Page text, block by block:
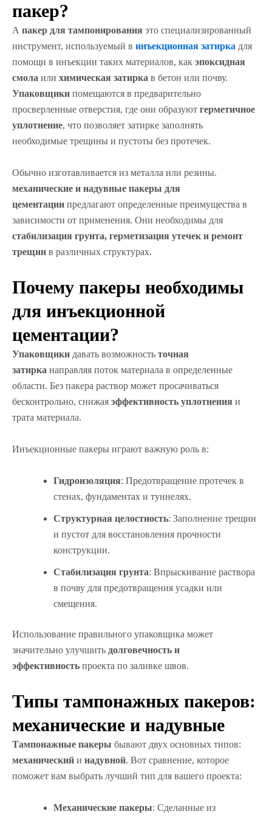
пакер?
А пакер для тампонирования это специализированный
инструмент, используемый в инъекционная затирка для
помощи в инъекции таких материалов, как эпоксидная
смола или химическая затирка в бетон или почву.
Упаковщики помещаются в предварительно
просверленные отверстия, где они образуют герметичное
уплотнение, что позволяет затирке заполнять
необходимые трещины и пустоты без протечек.
Обычно изготавливается из металла или резины.
механические и надувные пакеры для
цементации предлагают определенные преимущества в
зависимости от применения. Они необходимы для
стабилизация грунта, герметизация утечек и ремонт
трещин в различных структурах.
Почему пакеры необходимы
для инъекционной
цементации?
Упаковщики давать возможность точная
затирка направляя поток материала в определенные
области. Без пакера раствор может просачиваться
бесконтрольно, снижая эффективность уплотнения и
трата материала.
Инъекционные пакеры играют важную роль в:
Гидроизоляция: Предотвращение протечек в
стенах, фундаментах и туннелях.
Структурная целостность: Заполнение трещин
и пустот для восстановления прочности
конструкции.
Стабилизация грунта: Впрыскивание раствора
в почву для предотвращения усадки или
смещения.
Использование правильного упаковщика может
значительно улучшить долговечность и
эффективность проекта по заливке швов.
Типы тампонажных пакеров:
механические и надувные
Тампонажные пакеры бывают двух основных типов:
механический и надувной. Вот сравнение, которое
поможет вам выбрать лучший тип для вашего проекта:
Механические пакеры: Сделанные из